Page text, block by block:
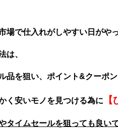
場で仕入れがしやすい日がや
は、
品を狙い、ポイント&クーポン
く安いモノを見つける為に
タイムセールを狙っても良い